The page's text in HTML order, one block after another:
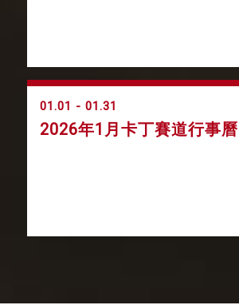
01.01 - 01.31
2026年1月卡丁賽道行事曆